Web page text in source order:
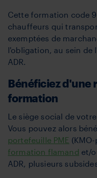
Cette formation code
chauffeurs qui
exemptées de
l'obligation, au sein de
ADR.
Bénéficiez d'une
formation
Le siège social de
Vous pouvez alors
portefeuille PME
formation flamand et/
ADR, plusieurs